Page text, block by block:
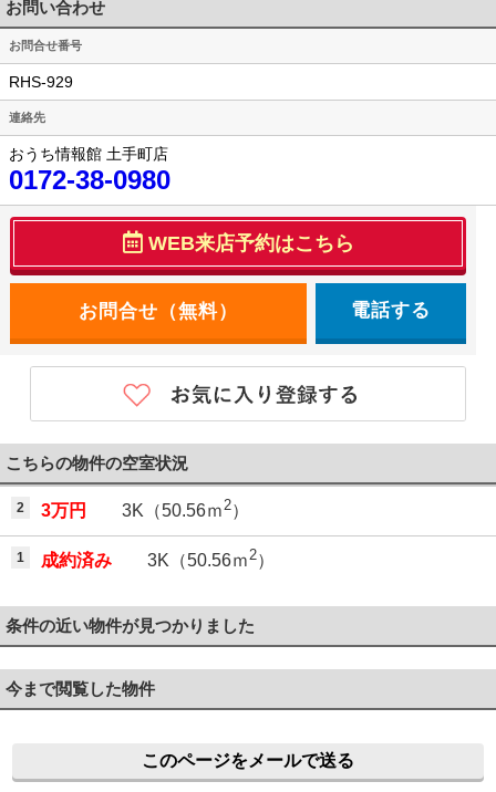
お問い合わせ
お問合せ番号
RHS-929
連絡先
おうち情報館 土手町店
0172-38-0980
WEB来店予約はこちら
電話する
こちらの物件の空室状況
2 3万円 3K（50.56ｍ2）
1 成約済み 3K（50.56ｍ 2）
条件の近い物件が見つかりました
今まで閲覧した物件
このページをメールで送る